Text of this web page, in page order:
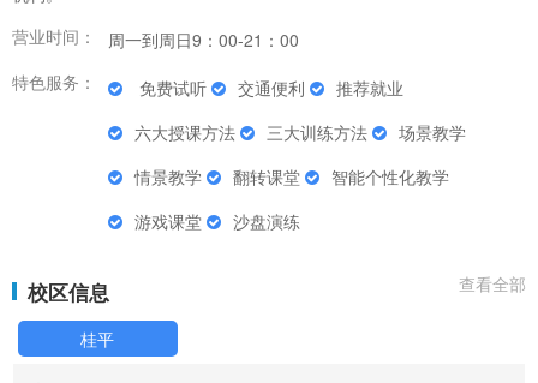
营业时间：
周一到周日9：00-21：00
特色服务：
免费试听 交通便利
推荐就业
六大授课方法
三大训练方法
场景教学
情景教学
翻转课堂
智能个性化教学
游戏课堂
沙盘演练
校区信息 查看全部
桂平